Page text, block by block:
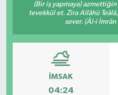
(Bir iş yapmaya) azmettiğin
tevekkül et. Zira Allâhü
sever. (Âl-i İmrân
İMSAK
04:24
GÜNCEL
MAGAZİN
OTOMOBİL
Haber Arşivi